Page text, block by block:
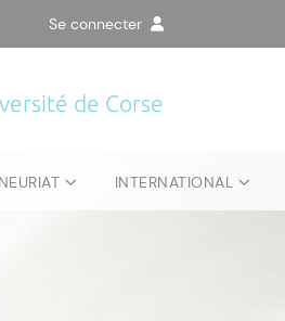
Se connecter
de Corse
INTERNATIONAL